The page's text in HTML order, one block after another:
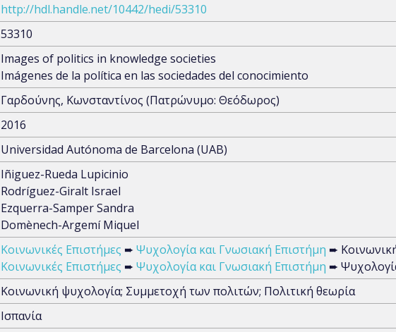
http://hdl.handle.net/10442/hedi/53310
53310
Images of politics in knowledge societies
Imágenes de la política en las sociedades del conocimiento
Γαρδούνης, Κωνσταντίνος (Πατρώνυμο: Θεόδωρος)
2016
Universidad Autónoma de Barcelona (UAB)
Iñiguez-Rueda Lupicinio
Rodríguez-Giralt Israel
Ezquerra-Samper Sandra
Domènech-Argemí Miquel
Κοινωνικές Επιστήμες ➨ Ψυχολογία και Γνωσιακή Επιστήμη ➨
Κοινωνικές Επιστήμες ➨ Ψυχολογία και Γνωσιακή Επιστήμη ➨
Κοινωνική ψυχολογία; Συμμετοχή των πολιτών; Πολιτική θεωρία
Ισπανία